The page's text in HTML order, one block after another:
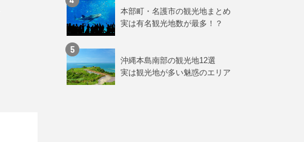
本部町・名護市の観光地まとめ
実は有名観光地数が最多！？
沖縄本島南部の観光地12選
実は観光地が多い魅惑のエリア